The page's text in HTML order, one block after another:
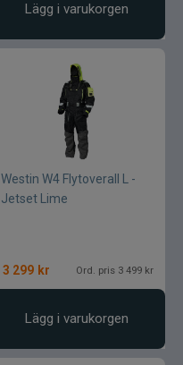
Lägg i varukorgen
Westin W4 Flytoverall L -
Jetset Lime
3 299 kr Ord. pris 3 499 kr
Lägg i varukorgen